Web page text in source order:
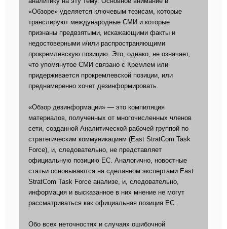
«Обзоре» уделяется ключевым тезисам, которые
транслируют международные СМИ и которые
признаны предвзятыми, искажающими факты и
недостоверными и/или распространяющими
прокремлевскую позицию. Это, однако, не означает,
что упомянутое СМИ связано с Кремлем или
придерживается прокремлевской позиции, или
преднамеренно хочет дезинформировать.
«Обзор дезинформации» — это компиляция
материалов, полученных от многочисленных членов
сети, созданной Аналитической рабочей группой по
стратегическим коммуникациям (East StratCom Task
Force), и, следовательно, не представляет
официальную позицию ЕС. Аналогично, новостные
статьи основываются на сделанном экспертами East
StratCom Task Force анализе, и, следовательно,
информация и высказанное в них мнение не могут
рассматриваться как официальная позиция ЕС.
Обо всех неточностях и случаях ошибочной